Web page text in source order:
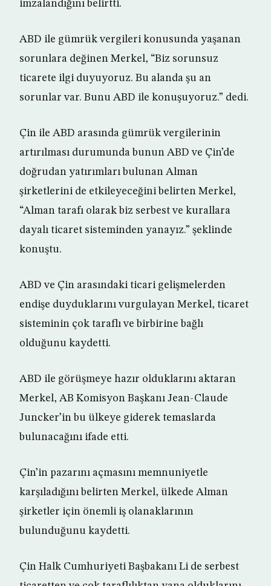
imzalandığını belirtti.
ABD ile gümrük vergileri konusunda yaşanan
sorunlara değinen Merkel, “Biz sorunsuz
ticarete ilgi duyuyoruz. Bu alanda şu an
sorunlar var. Bunu ABD ile konuşuyoruz.” dedi.
Çin ile ABD arasında gümrük vergilerinin
artırılması durumunda bunun ABD ve Çin’de
doğrudan yatırımları bulunan Alman
şirketlerini de etkileyeceğini belirten Merkel,
“Alman tarafı olarak biz serbest ve kurallara
dayalı ticaret sisteminden yanayız.” şeklinde
konuştu.
ABD ve Çin arasındaki ticari gelişmelerden
endişe duyduklarını vurgulayan Merkel, ticaret
sisteminin çok taraflı ve birbirine bağlı
olduğunu kaydetti.
ABD ile görüşmeye hazır olduklarını aktaran
Merkel, AB Komisyon Başkanı Jean-Claude
Juncker’in bu ülkeye giderek temaslarda
bulunacağını ifade etti.
Çin’in pazarını açmasını memnuniyetle
karşıladığını belirten Merkel, ülkede Alman
şirketler için önemli iş olanaklarının
bulunduğunu kaydetti.
Çin Halk Cumhuriyeti Başbakanı Li de serbest